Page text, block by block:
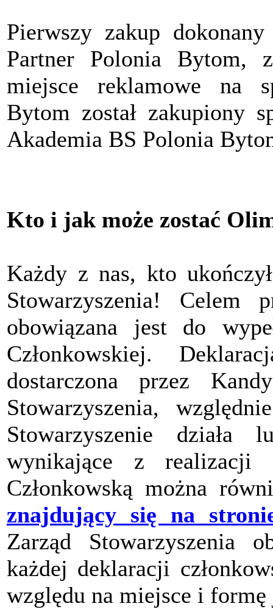
Pierwszy zakup
Partner Polonia Bytom,
miejsce reklamowe na
Bytom został zakupiony
Akademia BS Polonia
Kto i jak może zostać
Każdy z nas, kto
Stowarzyszenia! Celem
obowiązana jest do
Członkowskiej.
dostarczona przez
Stowarzyszenia,
Stowarzyszenie działa
wynikające z realizacji
Członkowską można
znajdujący się na
Zarząd Stowarzyszenia
każdej deklaracji
względu na miejsce i